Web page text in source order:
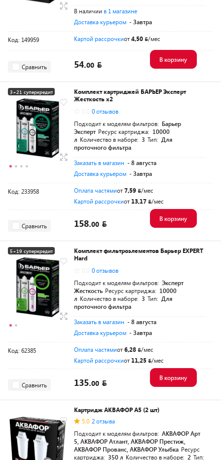
В наличии в 1 магазине
Доставка курьером - Завтра
Код: 149959 Картой рассрочкиот4,50 /мес
Сравнить 54.00
В корзину
3+21 суперкредит
Комплект картриджей БАРЬЕР Эксперт
Жесткость х2
0 отзывов
Подходит к моделям фильтров: Барьер
Эксперт Ресурс картриджа: 10000
л Количество в наборе: 3 Тип: Для
проточного фильтра
Заказать в магазин - 8 августа
Доставка курьером - Завтра
Код: 233958 Оплата частямиот7,59
/мес
Картой рассрочкиот 13,17 /мес
Сравнить 158.00
В корзину
5+19 суперкредит
Комплект фильтроэлементов Барьер EXPERT
Hard
0 отзывов
Подходит к моделям фильтров: Эксперт
Жесткость Ресурс картриджа: 10000
л Количество в наборе: 3 Тип: Для
проточного фильтра
Заказать в магазин - 8 августа
Доставка курьером - Завтра
Код: 62385 Оплата частямиот6,28
/мес
Картой рассрочкиот 11,25 /мес
Сравнить 135.00
В корзину
Картридж АКВАФОР А5 (2 шт)
5.0 2 отзыва
Подходит к моделям фильтров: АКВАФОР Арт
5, АКВАФОР Атлант, АКВАФОР Престиж,
АКВАФОР Прованс, АКВАФОР Улыбка Ресурс
картриджа: 350 л Количество в наборе: 2 Тип: